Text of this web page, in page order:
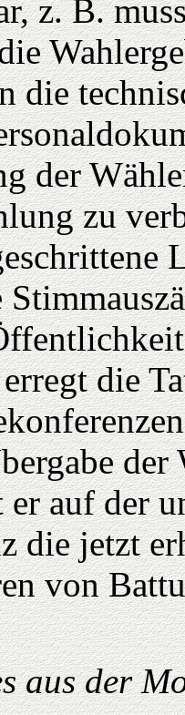
z. B.
die
der
zu
die
der
er auf der
die jetzt
von
aus der